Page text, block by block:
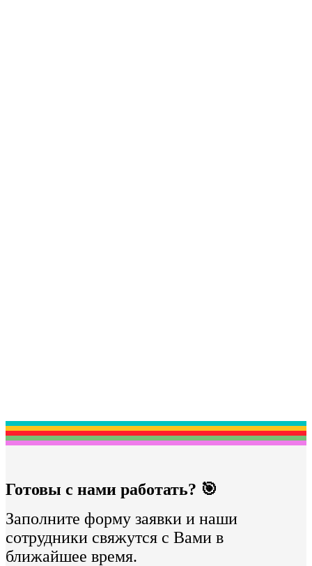
Готовы с нами работать? 🎯
Заполните форму заявки и наши
сотрудники свяжутся с Вами в
ближайшее время.